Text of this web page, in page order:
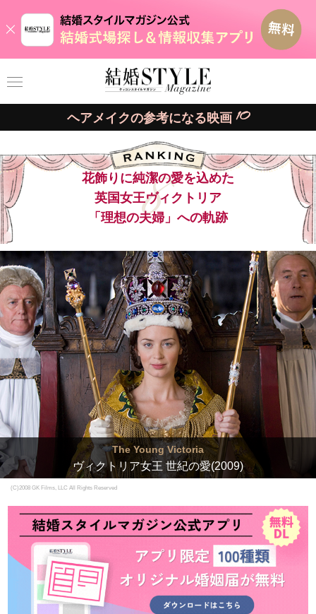
ヘアメイクの参考になる映画 10
8
花飾りに純潔の愛を込めた
英国女王ヴィクトリア
「理想の夫婦」への軌跡
The Young Victoria
ヴィクトリア女王 世紀の愛(2009)
(C)2008 GK Films, LLC All Rights Reserved